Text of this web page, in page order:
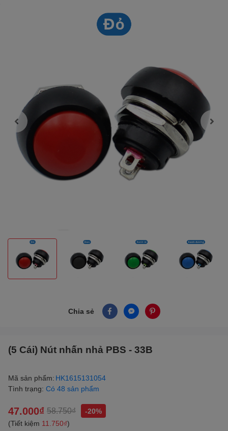
Chia sẻ
(5 Cái) Nút nhấn nhả PBS - 33B
Mã sản phẩm: HK1615131054
Tình trạng: Có 48 sản phẩm
47.000₫ 58.750₫
-20%
(Tiết kiệm 11.750₫)